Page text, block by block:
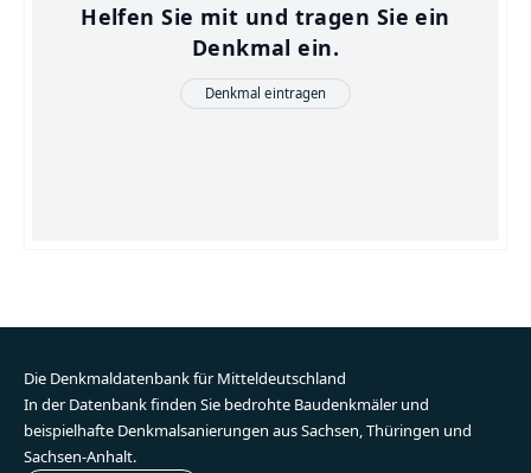
Helfen Sie mit und tragen Sie ein
Denkmal ein.
Denkmal eintragen
Die Denkmaldatenbank für Mitteldeutschland
In der Datenbank finden Sie bedrohte Baudenkmäler und
beispielhafte Denkmalsanierungen aus Sachsen, Thüringen und
Sachsen-Anhalt.